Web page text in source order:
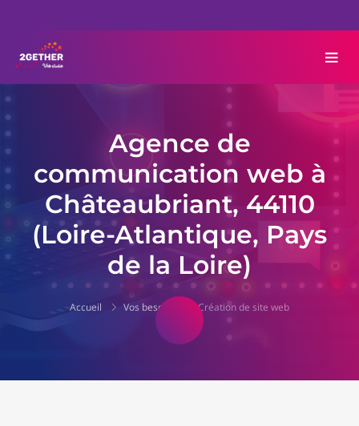
Agence de
communication web à
Châteaubriant, 44110
(Loire-Atlantique, Pays
de la Loire)
Accueil Vos besoins Création de site web